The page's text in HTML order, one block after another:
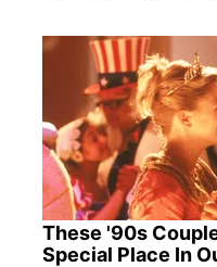
These '90s
Special Place In